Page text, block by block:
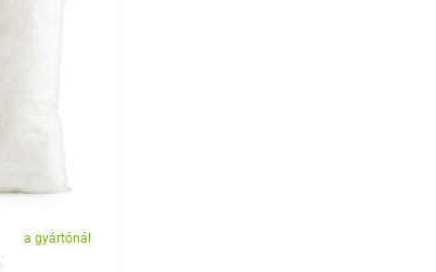
a gyártónál